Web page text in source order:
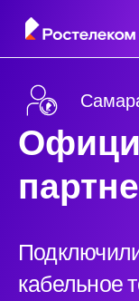
кабельное